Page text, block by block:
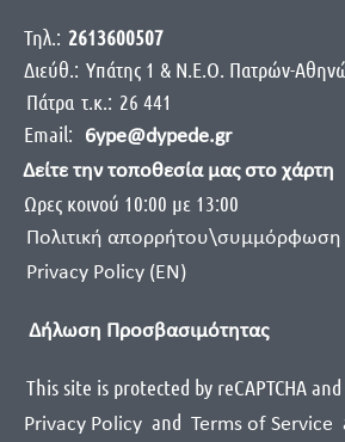
Τηλ.: 2613600507
Διεύθ.: Yπάτης 1 & Ν.Ε.Ο. Πατρών-
Πάτρα τ.κ.: 26 441
Email:
6ype@dypede.gr
Δείτε την τοποθεσία μας στο χάρτη
Ωρες κοινού 10:00 με 13:00
Πολιτική απορρήτου\συμμόρφωση
Privacy Policy (EN)
Δήλωση Προσβασιμότητας
This site is protected by reCAPTCHA
Privacy Policy and Terms of Service